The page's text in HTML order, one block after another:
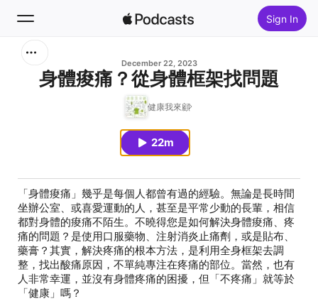
Sign In
December 22, 2023
身體痠痛？從身體框架找問題
健康我來顧
22m
「身體痠痛」幾乎是每個人都曾有過的經驗。無論是長時間
坐辦公室、或喜愛運動的人，甚至是平常少動的長輩，相信
都對身體的痠痛不陌生。不曉得您是如何解決身體痠痛、疼
痛的問題？是使用口服藥物、注射消炎止痛劑，或是貼布、
藥膏？其實，解決疼痛的根本方法，是利用全身框架去調
整，找出酸痛原因，不單純專注在疼痛的部位。當然，也有
人非常幸運，並沒有身體疼痛的困擾，但「不疼痛」就等於
「健康」嗎？